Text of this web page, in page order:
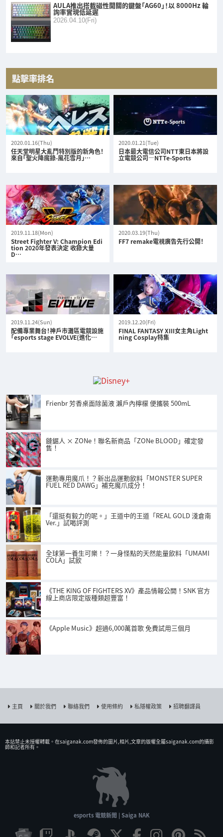
AULA推出搭載磁性開關的鍵盤「AG60」！以 8000Hz 輪
詢率實現低延遲
2026.04.10(Fri)
點擊率排名
2020.01.16(Thu)
任天堂明星大亂鬥特別版的新角色！
來自「聖火降魔錄-風花雪月」…
2020.01.21(Tue)
日本最大電信公司NTT東日本將設
立電競公司—NTTe-Sports
2019.11.18(Mon)
Street Fighter V: Champion Edi
tion 2020年發表決定 收錄大量
D…
2020.03.19(Thu)
FF7 remake電視廣告先行公開！
2019.11.24(Sun)
配備專業舞台！神戶市灘區電競設施
「esports stage EVOLVE(進化…
2019.12.20(Fri)
FINAL FANTASY XIII女主角Light
ning Cosplay特集
Frienbr 芳香桌面除菌液 瀨戶內檸檬 便攜裝 500mL
鏈鋸人 × ZONe！聯名新商品「ZONe BLOOD」確定發
售！
運動專用魔爪！？新出品運動飲料「MONSTER SUPER
FUEL RED DAWG」補充魔爪成分！
「還挺有毅力的呢。」王道中的王道「REAL GOLD 淺倉南
Ver.」試喝評測
全球第一養生可樂！？一身怪點的天然能量飲料「UMAMI
COLA」試飲
《THE KING OF FIGHTERS XV》產品情報公開！SNK 官方
線上商店限定版種類超豐富！
《Apple Music》超過6,000萬首歌 免費試用三個月
主頁 關於我們 聯絡我們 使用條約 私隱權政策 招聘翻譯員
本站禁止未授權𨍭載。在saiganak.com發佈的圖片,相片,文章的版權全屬saiganak.com的攝影
師和記者所有。
esports 電競新聞 | Saiga NAK